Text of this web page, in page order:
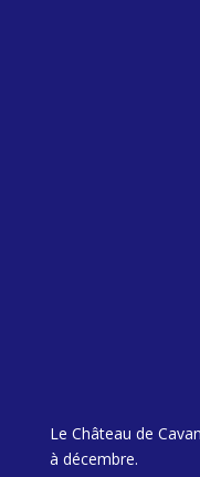
Le Château de
à décembre.